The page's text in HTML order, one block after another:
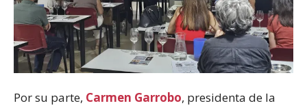
Por su parte, Carmen Garrobo, presidenta de la